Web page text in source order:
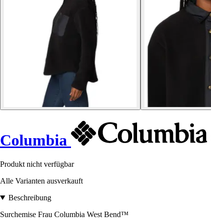
Columbia
Produkt nicht verfügbar
Alle Varianten ausverkauft
Beschreibung
Surchemise Frau Columbia West Bend™